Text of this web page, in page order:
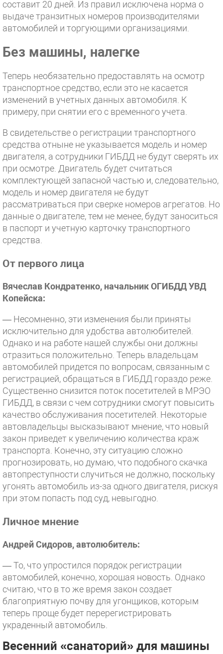
составит 20 дней. Из правил исключена норма о
выдаче транзитных номеров производителями
автомобилей и торгующими организациями.
Без машины, налегке
Теперь необязательно предоставлять на осмотр
транспортное средство, если это не касается
изменений в учетных данных автомобиля. К
примеру, при снятии его с временного учета.
В свидетельстве о регистрации транспортного
средства отныне не указывается модель и номер
двигателя, а сотрудники ГИБДД не будут сверять их
при осмотре. Двигатель будет считаться
комплектующей запасной частью и, следовательно,
модель и номер двигателя не будут
рассматриваться при сверке номеров агрегатов. Но
данные о двигателе, тем не менее, будут заноситься
в паспорт и учетную карточку транспортного
средства.
От первого лица
Вячеслав Кондратенко, начальник ОГИБДД УВД
Копейска:
— Несомненно, эти изменения были приняты
исключительно для удобства автолюбителей.
Однако и на работе нашей службы они должны
отразиться положительно. Теперь владельцам
автомобилей придется по вопросам, связанным с
регистрацией, обращаться в ГИБДД гораздо реже.
Существенно снизится поток посетителей в МРЭО
ГИБДД, в связи с чем сотрудники смогут повысить
качество обслуживания посетителей. Некоторые
автовладельцы высказывают мнение, что новый
закон приведет к увеличению количества краж
транспорта. Конечно, эту ситуацию сложно
прогнозировать, но думаю, что подобного скачка
автопреступности случиться не должно, поскольку
угонять автомобиль из-за одного двигателя, рискуя
при этом попасть под суд, невыгодно.
Личное мнение
Андрей Сидоров, автолюбитель:
— То, что упростился порядок регистрации
автомобилей, конечно, хорошая новость. Однако
считаю, что в то же время закон создает
благоприятную почву для угонщиков, которым
теперь проще будет перерегистрировать
украденный автомобиль.
Весенний «санаторий» для машины